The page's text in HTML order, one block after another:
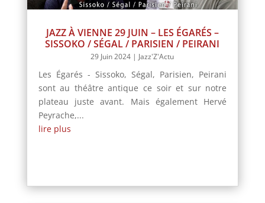
JAZZ À VIENNE 29 JUIN – LES ÉGARÉS –
SISSOKO / SÉGAL / PARISIEN / PEIRANI
29 Juin 2024 | Jazz'Z'Actu
Les Égarés - Sissoko, Ségal, Parisien, Peirani
sont au théâtre antique ce soir et sur notre
plateau juste avant. Mais également Hervé
Peyrache,...
lire plus